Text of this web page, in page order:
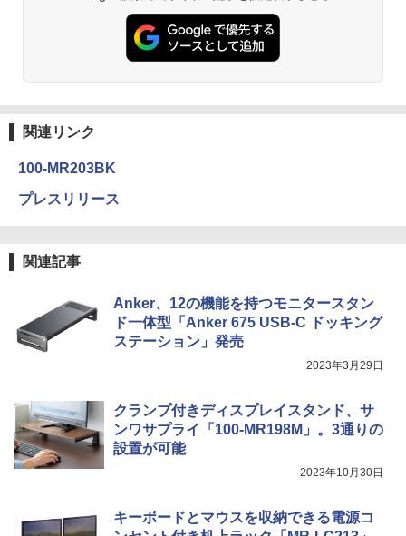
関連リンク
100-MR203BK
プレスリリース
関連記事
Anker、12の機能を持つモニタースタン
ド一体型「Anker 675 USB-C ドッキング
ステーション」発売
2023年3月29日
クランプ付きディスプレイスタンド、サ
ンワサプライ「100-MR198M」。3通りの
設置が可能
2023年10月30日
キーボードとマウスを収納できる電源コ